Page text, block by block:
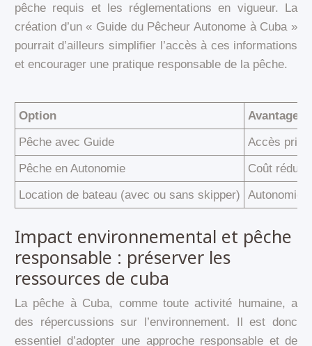
pêche requis et les réglementations en vigueur. La
création d’un « Guide du Pêcheur Autonome à Cuba »
pourrait d’ailleurs simplifier l’accès à ces informations
et encourager une pratique responsable de la pêche.
Option
Avantages
Pêche avec Guide
Accès
Pêche en Autonomie
Coût
Location de bateau (avec ou sans skipper)
Autonomie
Impact environnemental et pêche
responsable : préserver les
ressources de cuba
La pêche à Cuba, comme toute activité humaine, a
des répercussions sur l’environnement. Il est donc
essentiel d’adopter une approche responsable et de